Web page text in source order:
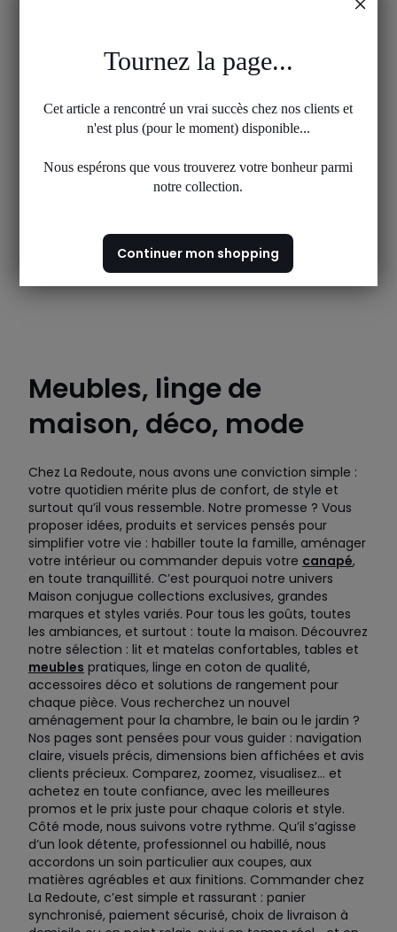
Meubles, linge de
maison, déco, mode
Chez La Redoute, nous avons une conviction simple :
votre quotidien mérite plus de confort, de style et
surtout qu’il vous ressemble. Notre promesse ? Vous
proposer idées, produits et services pensés pour
simplifier votre vie : habiller toute la famille, aménager
votre intérieur ou commander depuis votre canapé,
en toute tranquillité. C’est pourquoi notre univers
Maison conjugue collections exclusives, grandes
marques et styles variés. Pour tous les goûts, toutes
les ambiances, et surtout : toute la maison. Découvrez
notre sélection : lit et matelas confortables, tables et
meubles pratiques, linge en coton de qualité,
accessoires déco et solutions de rangement pour
chaque pièce. Vous recherchez un nouvel
aménagement pour la chambre, le bain ou le jardin ?
Nos pages sont pensées pour vous guider : navigation
claire, visuels précis, dimensions bien affichées et avis
clients précieux. Comparez, zoomez, visualisez… et
achetez en toute confiance, avec les meilleures
promos et le prix juste pour chaque coloris et style.
Côté mode, nous suivons votre rythme. Qu’il s’agisse
d’un look détente, professionnel ou habillé, nous
accordons un soin particulier aux coupes, aux
matières agréables et aux finitions. Commander chez
La Redoute, c’est simple et rassurant : panier
synchronisé, paiement sécurisé, choix de livraison à
Tournez la page...
Cet article a rencontré un vrai succès chez nos clients et
n'est plus (pour le moment) disponible...
Nous espérons que vous trouverez votre bonheur parmi
notre collection.
Continuer mon shopping